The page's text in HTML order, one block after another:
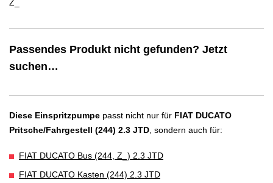
Passendes Produkt nicht gefunden? Jetzt
suchen…
Diese Einspritzpumpe passt nicht nur für FIAT DUCATO
Pritsche/Fahrgestell (244) 2.3 JTD, sondern auch für:
FIAT DUCATO Bus (244, Z_) 2.3 JTD
FIAT DUCATO Kasten (244) 2.3 JTD